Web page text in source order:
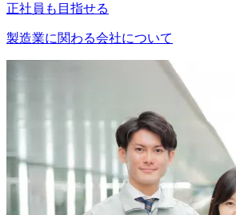
正社員も目指せる
製造業に関わる会社について